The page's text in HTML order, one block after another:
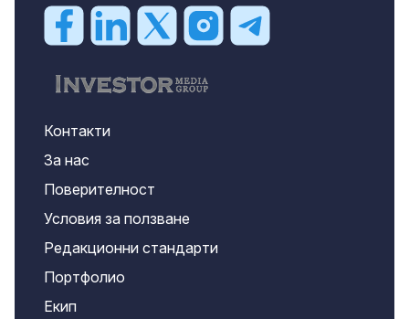
Контакти
За нас
Поверителност
Условия за ползване
Редакционни стандарти
Портфолио
Екип